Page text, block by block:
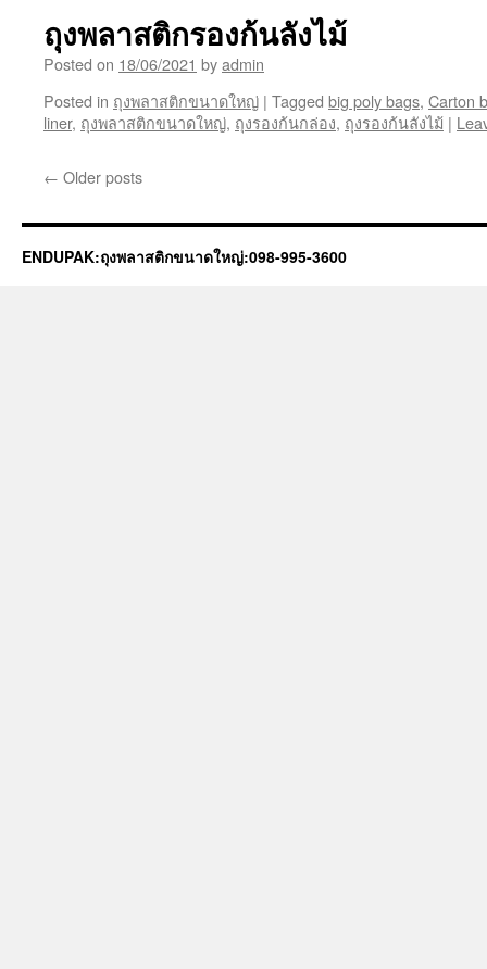
ถุงพลาสติกรองก้นลังไม้
Posted on 18/06/2021 byadmin
Posted in ถุงพลาสติกขนาดใหญ่ | Tagged big poly bags, Carton
liner, ถุงพลาสติกขนาดใหญ่, ถุงรองก้นกล่อง, ถุงรองก้นลังไม้ |
← Older posts
ENDUPAK:ถุงพลาสติกขนาดใหญ่:098-995-3600